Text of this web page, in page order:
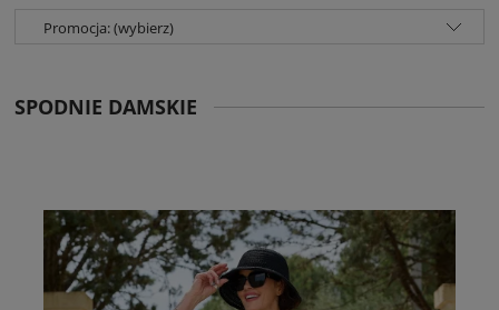
Promocja: (wybierz)
SPODNIE DAMSKIE